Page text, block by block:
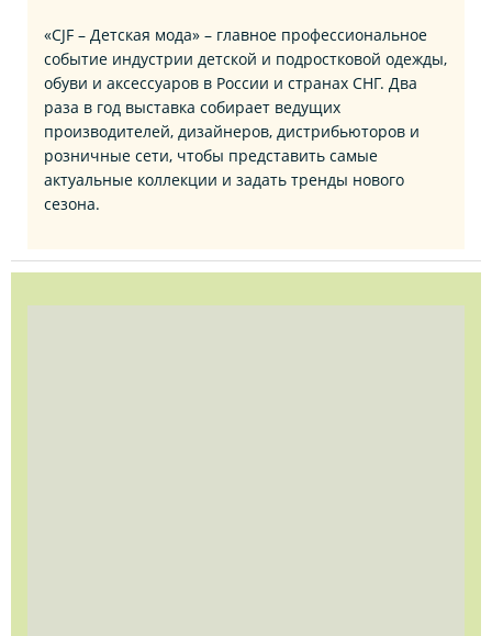
«CJF – Детская мода» – главное профессиональное
событие индустрии детской и подростковой одежды,
обуви и аксессуаров в России и странах СНГ. Два
раза в год выставка собирает ведущих
производителей, дизайнеров, дистрибьюторов и
розничные сети, чтобы представить самые
актуальные коллекции и задать тренды нового
сезона.